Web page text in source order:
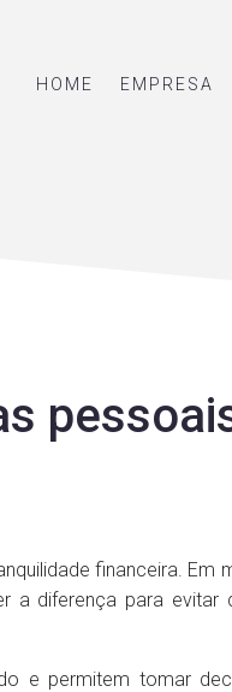
HOME EMPRESA
financeira. Em
diferença para evitar
e permitem tomar